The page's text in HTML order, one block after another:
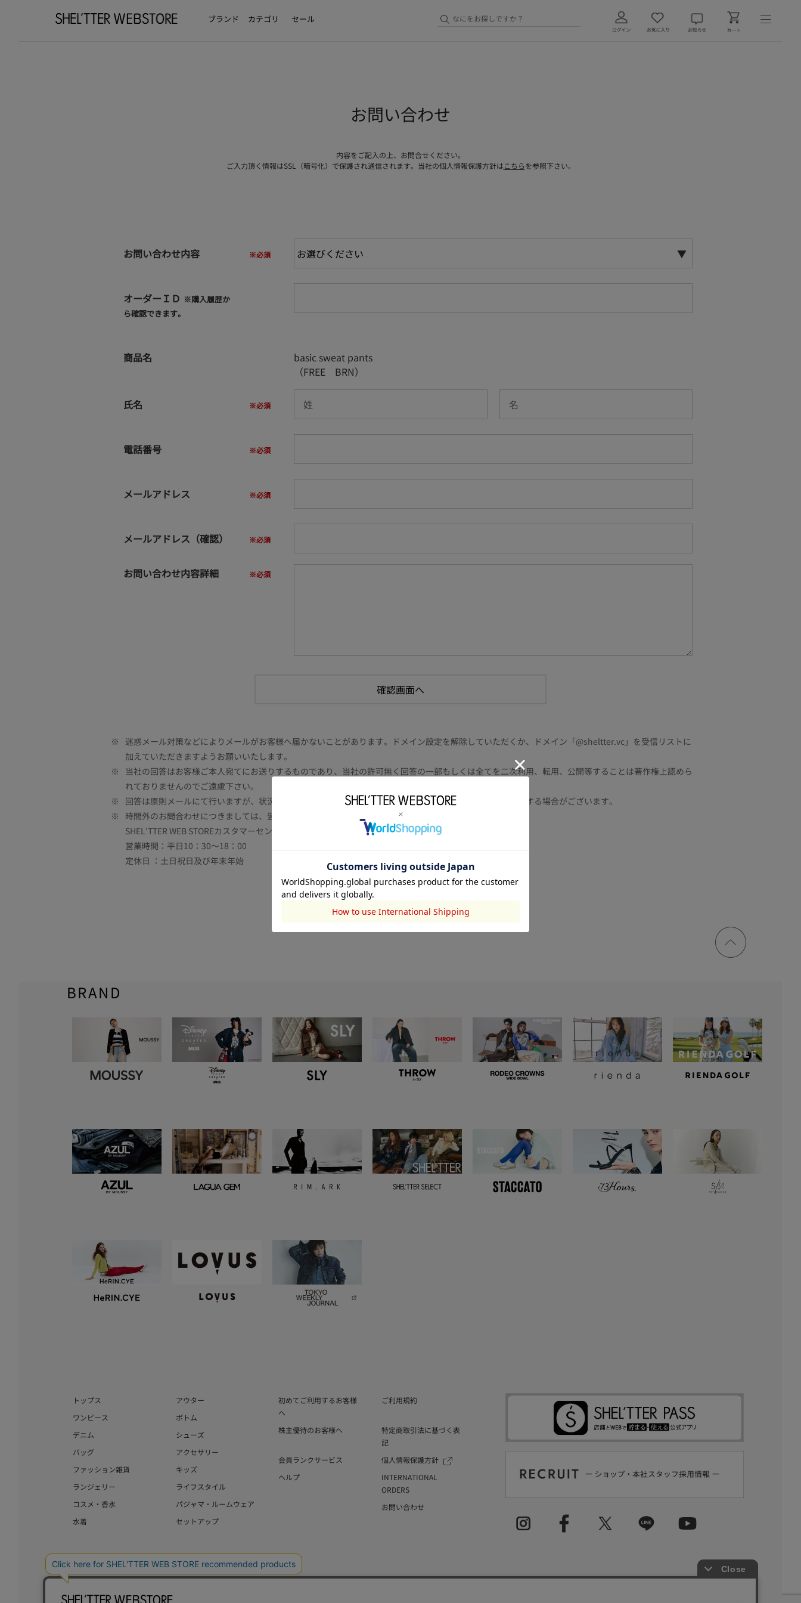
ブランド カテゴリ セール
お問い合わせ
内容をご記入の上、お問合せください。
ご入力頂く情報はSSL（暗号化）で保護され通信されます。当社の個人情報保護方針はこちらを参照下さい。
お問い合わせ内容
オーダーＩＤ ※購入履歴か
ら確認できます。
商品名
basic sweat pants
（FREE BRN）
氏名
電話番号
メールアドレス
メールアドレス（確認）
お問い合わせ内容詳細
※
迷惑メール対策などによりメールがお客様へ届かないことがあります。ドメイン設定を解除していただくか、ドメイン「@sheltter.vc」を受信リストに
加えていただきますようお願いいたします。
※
当社の回答はお客様ご本人宛てにお送りするものであり、当社の許可無く回答の一部もしくは全てを二次利用、転用、公開等することは著作権上認めら
れておりませんのでご遠慮下さい。
※
回答は原則メールにて行いますが、状況により電話や書面等の場合もございます。また内容により時間を要する場合がございます。
※
時間外のお問合わせにつきましては、翌営業日より順次対応いたします。
SHEL'TTER WEB STOREカスタマーセンター
営業時間：平日10：30～18：00
定休日 ：土日祝日及び年末年始
ページ
トップ
BRAND
トップス
アウター
ワンピース
ボトム
デニム
シューズ
バッグ
アクセサリー
ファッション雑貨
キッズ
ランジェリー
ライフスタイル
コスメ・香水
パジャマ・ルームウェア
水着
セットアップ
初めてご利用するお客様
へ
ご利用規約
株主優待のお客様へ
特定商取引法に基づく表
記
会員ランクサービス
個人情報保護方針
ヘルプ
INTERNATIONAL
ORDERS
お問い合わせ